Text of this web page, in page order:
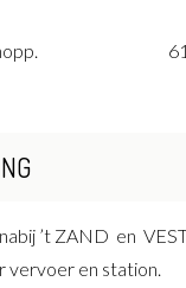
’t ZAND en
vervoer en station.